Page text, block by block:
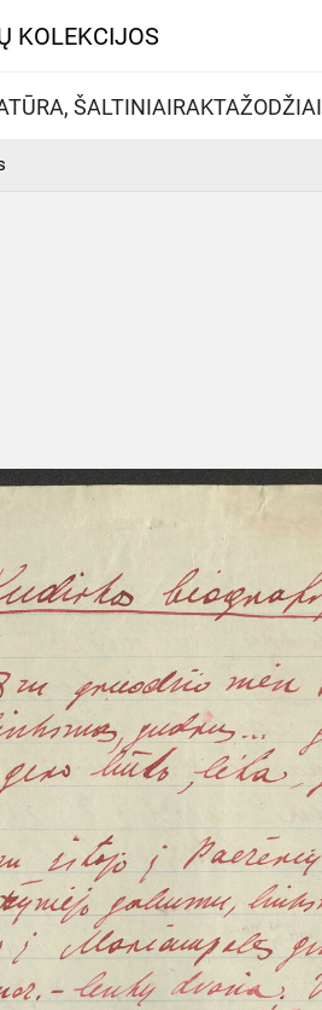
KOLEKCIJOS
ŠALTINIAIRAKTAŽODŽIAI